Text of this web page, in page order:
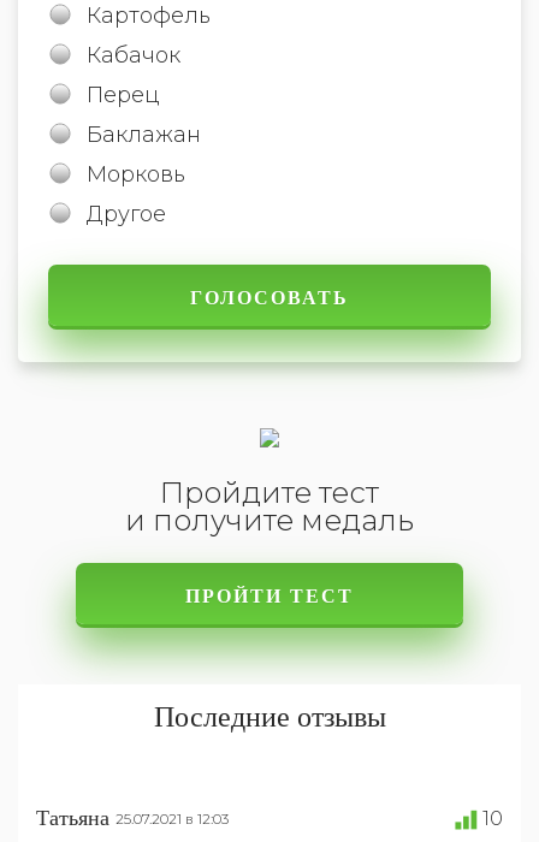
Картофель
Кабачок
Перец
Баклажан
Морковь
Другое
Пройдите тест
и получите медаль
ПРОЙТИ ТЕСТ
Последние отзывы
Татьяна 25.07.2021 в 12:03
10